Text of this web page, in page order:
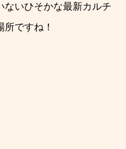
ないひそかな最新カルチ
ですね！